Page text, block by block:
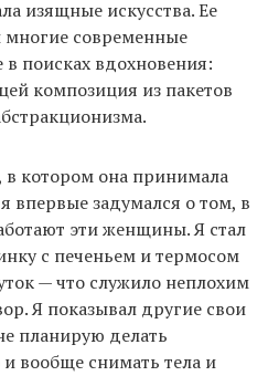
изящные искусства. Ее
многие современные
поисках вдохновения:
композиция из пакетов
в котором она принимала
впервые задумался о том, в
эти женщины. Я стал
с печеньем и термосом
— что служило неплохим
Я показывал другие свои
планирую делать
вообще снимать тела и